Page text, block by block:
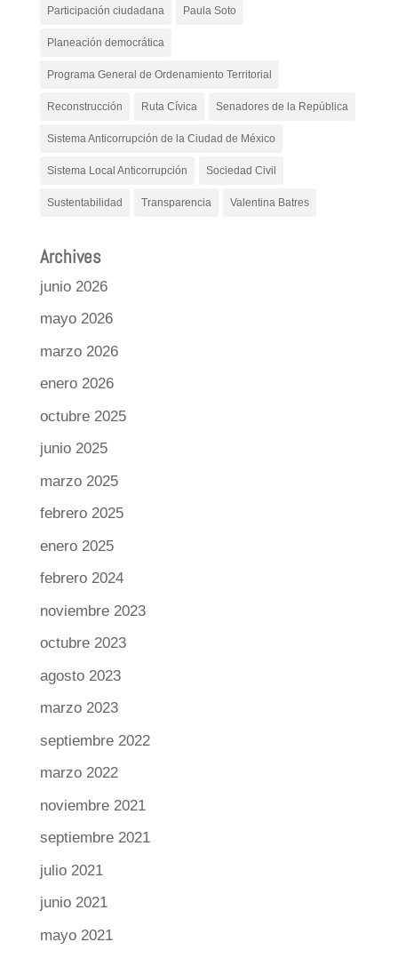
Participación ciudadana Paula Soto
Planeación democrática
Programa General de Ordenamiento Territorial
Reconstrucción Ruta Cívica Senadores de la República
Sistema Anticorrupción de la Ciudad de México
Sistema Local Anticorrupción Sociedad Civil
Sustentabilidad Transparencia Valentina Batres
Archives
junio 2026
mayo 2026
marzo 2026
enero 2026
octubre 2025
junio 2025
marzo 2025
febrero 2025
enero 2025
febrero 2024
noviembre 2023
octubre 2023
agosto 2023
marzo 2023
septiembre 2022
marzo 2022
noviembre 2021
septiembre 2021
julio 2021
junio 2021
mayo 2021